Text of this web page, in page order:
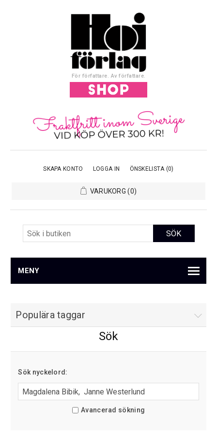
För författare. Av författare.
SKAPA KONTO LOGGA IN ÖNSKELISTA (0)
VARUKORG (0)
MENY
Populära taggar
Sök
Sök nyckelord:
Avancerad sökning